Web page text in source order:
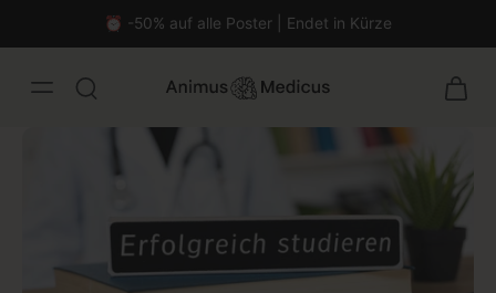
⏰ -50% auf alle Poster | Endet in Kürze